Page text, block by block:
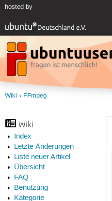
hosted by
Wiki FFmpeg
Wiki
Index
Letzte Änderungen
Liste neuer Artikel
Übersicht
FAQ
Benutzung
Kategorie